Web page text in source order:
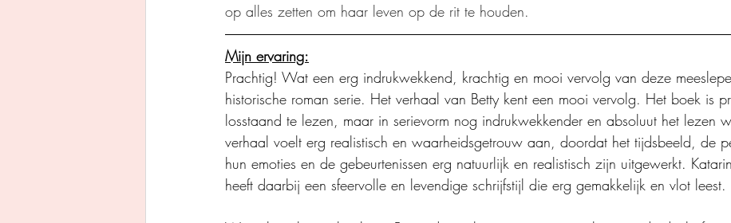
op alles zetten om haar leven op de rit te houden.
Mijn ervaring:
Prachtig! Wat een erg indrukwekkend, krachtig en mooi vervolg van deze
historische roman serie. Het verhaal van Betty kent een mooi vervolg. Het boek is
losstaand te lezen, maar in serievorm nog indrukwekkender en absoluut het lezen
verhaal voelt erg realistisch en waarheidsgetrouw aan, doordat het tijdsbeeld, de
hun emoties en de gebeurtenissen erg natuurlijk en realistisch zijn uitgewerkt.
heeft daarbij een sfeervolle en levendige schrijfstijl die erg gemakkelijk en vlot leest.